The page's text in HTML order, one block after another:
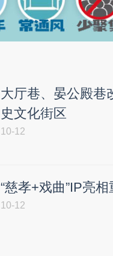
大厅巷、晏公殿巷
史文化街区
10-12
“慈孝+戏曲”IP亮
10-12